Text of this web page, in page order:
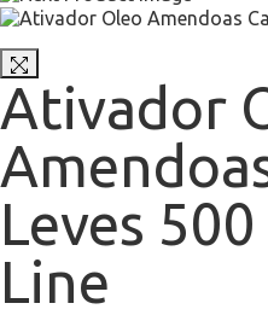
Ativador
Leves
Line